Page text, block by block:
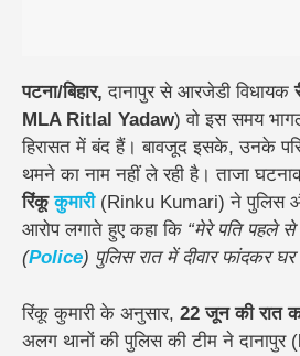
पटना/बिहार, दानापुर से आरजेडी विधायक
MLA Ritlal Yadaw) वो इस समय
हिरासत में बंद हैं। बावजूद इसके, उनके
थमने का नाम नहीं ले रही है। ताजा
रिंकूकुमारी(Rinku Kumari) ने पुलिस
आरोप लगाते हुए कहा कि “मेरे पति पहले
(Police) पुलिस रात में दीवार फांदकर
रिंकू कुमारी के अनुसार, 22 जून की रात
अलग थानों की पुलिस की टीम ने दानापुर (